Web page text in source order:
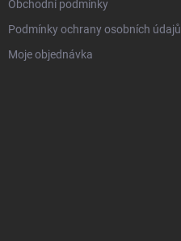
Obchodní podmínky
Podmínky ochrany osobních údajů
Moje objednávka